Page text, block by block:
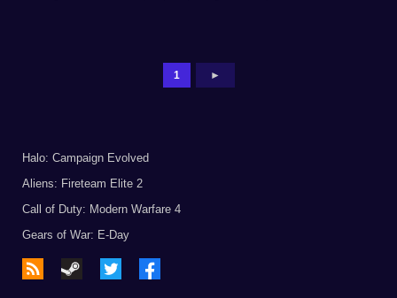
1 ►
Halo: Campaign Evolved
Aliens: Fireteam Elite 2
Call of Duty: Modern Warfare 4
Gears of War: E-Day